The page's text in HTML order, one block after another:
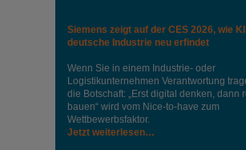
Siemens zeigt auf der CES 2026, wie
deutsche Industrie neu erfindet
Wenn Sie in einem Industrie‑ oder
Logistikunternehmen Verantwortung
die Botschaft: „Erst digital denken, dann
bauen“ wird vom Nice‑to‑have zum
Wettbewerbsfaktor.
Jetzt weiterlesen…